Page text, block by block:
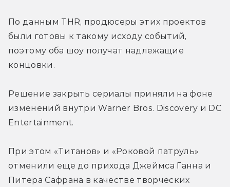
По данным THR, продюсеры этих проектов
были готовы к такому исходу событий,
поэтому оба шоу получат надлежащие
концовки.
Решение закрыть сериалы приняли на фоне
изменений внутри Warner Bros. Discovery и DC
Entertainment.
При этом «Титанов» и «Роковой патруль»
отменили еще до прихода Джеймса Ганна и
Питера Сафрана в качестве творческих